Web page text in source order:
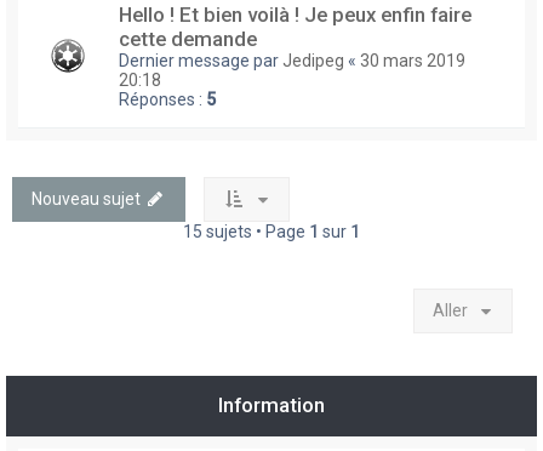
Hello ! Et bien voilà ! Je peux enfin faire
cette demande
Dernier message par Jedipeg « 30 mars 2019
20:18
Réponses : 5
Nouveau sujet
15 sujets • Page 1 sur 1
Aller
Information